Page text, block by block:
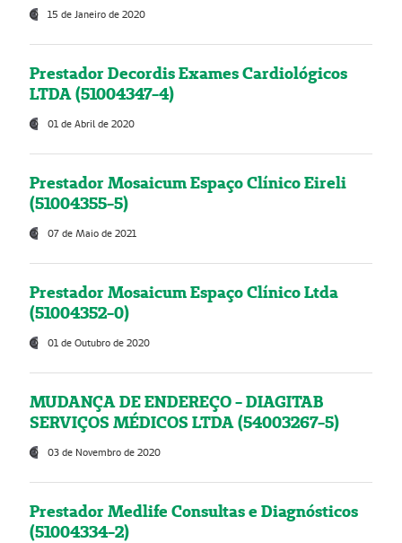
15 de Janeiro de 2020
Prestador Decordis Exames Cardiológicos
LTDA (51004347-4)
01 de Abril de 2020
Prestador Mosaicum Espaço Clínico Eireli
(51004355-5)
07 de Maio de 2021
Prestador Mosaicum Espaço Clínico Ltda
(51004352-0)
01 de Outubro de 2020
MUDANÇA DE ENDEREÇO - DIAGITAB
SERVIÇOS MÉDICOS LTDA (54003267-5)
03 de Novembro de 2020
Prestador Medlife Consultas e Diagnósticos
(51004334-2)